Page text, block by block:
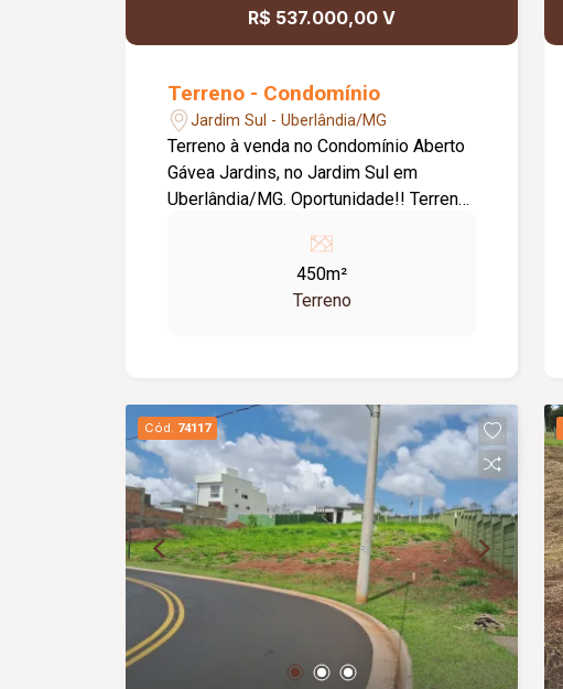
R$ 537.000,00 V
Terreno - Condomínio
Jardim Sul - Uberlândia/MG
Terreno à venda no Condomínio Aberto
Gávea Jardins, no Jardim Sul em
Uberlândia/MG. Oportunidade!! Terreno
localização privilegiada, ao lado da
praça Pet. Condomínio, 100%
monitorado por câmeras de segurança,
450m²
Terreno
Cód. 74117